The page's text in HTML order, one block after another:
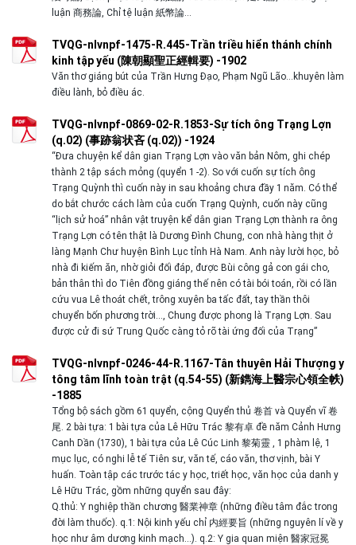
luận 商務論, Chỉ tệ luận 紙幣論…
TVQG-nlvnpf-1475-R.445-Trần triều hiển thánh chính
kinh tập yếu (陳朝顯聖正經輯要) -1902
Văn thơ giáng bút của Trần Hưng Đạo, Phạm Ngũ Lão…khuyên làm
điều lành, bỏ điều ác.
TVQG-nlvnpf-0869-02-R.1853-Sự tích ông Trạng Lợn
(q.02) (事跡翁状吝 (q.02)) -1924
“Đưa chuyện kể dân gian Trạng Lợn vào văn bản Nôm, ghi chép
thành 2 tập sách mỏng (quyển 1 -2). So với cuốn sự tích ông
Trạng Quỳnh thì cuốn này in sau khoảng chưa đầy 1 năm. Có thể
do bắt chước cách làm của cuốn Trạng Quỳnh, cuốn này cũng
“lịch sử hoá” nhân vật truyện kể dân gian Trạng Lợn thành ra ông
Trạng Lợn có tên thật là Dương Đình Chung, con nhà hàng thịt ở
làng Mạnh Chư huyện Bình Lục tỉnh Hà Nam. Anh này lười học, bỏ
nhà đi kiếm ăn, nhờ giỏi đối đáp, được Bùi công gả con gái cho,
bản thân thì do Tiên đồng giáng thế nên có tài bói toán, rồi có lần
cứu vua Lê thoát chết, trông xuyên ba tấc đất, tay thần thôi
chuyển bốn phương trời…, Chung được phong là Trạng Lợn. Sau
được cử đi sứ Trung Quốc càng tỏ rõ tài ứng đối của Trạng”
TVQG-nlvnpf-0246-44-R.1167-Tân thuyên Hải Thượng y
tông tâm lĩnh toàn trật (q.54-55) (新鐫海上醫宗心領全帙)
-1885
Tổng bộ sách gồm 61 quyển, cộng Quyển thủ 卷首 và Quyển vĩ 卷
尾. 2 bài tựa: 1 bài tựa của Lê Hữu Trác 黎有卓 đề năm Cảnh Hưng
Canh Dần (1730), 1 bài tựa của Lê Cúc Linh 黎菊靈 , 1 phàm lệ, 1
mục lục, có nghi lễ tế Tiên sư, văn tế, cáo văn, thơ vịnh, bài Y
huấn. Toàn tập các trước tác y học, triết học, văn học của danh y
Lê Hữu Trác, gồm những quyển sau đây:
Q.thủ: Y nghiệp thần chương 醫業神章 (những điều tâm đắc trong
đời làm thuốc). q.1: Nội kinh yếu chỉ 内經要旨 (những nguyên lí về y
học như âm dương kinh mạch…). q.2: Y gia quan miện 醫家冠冕